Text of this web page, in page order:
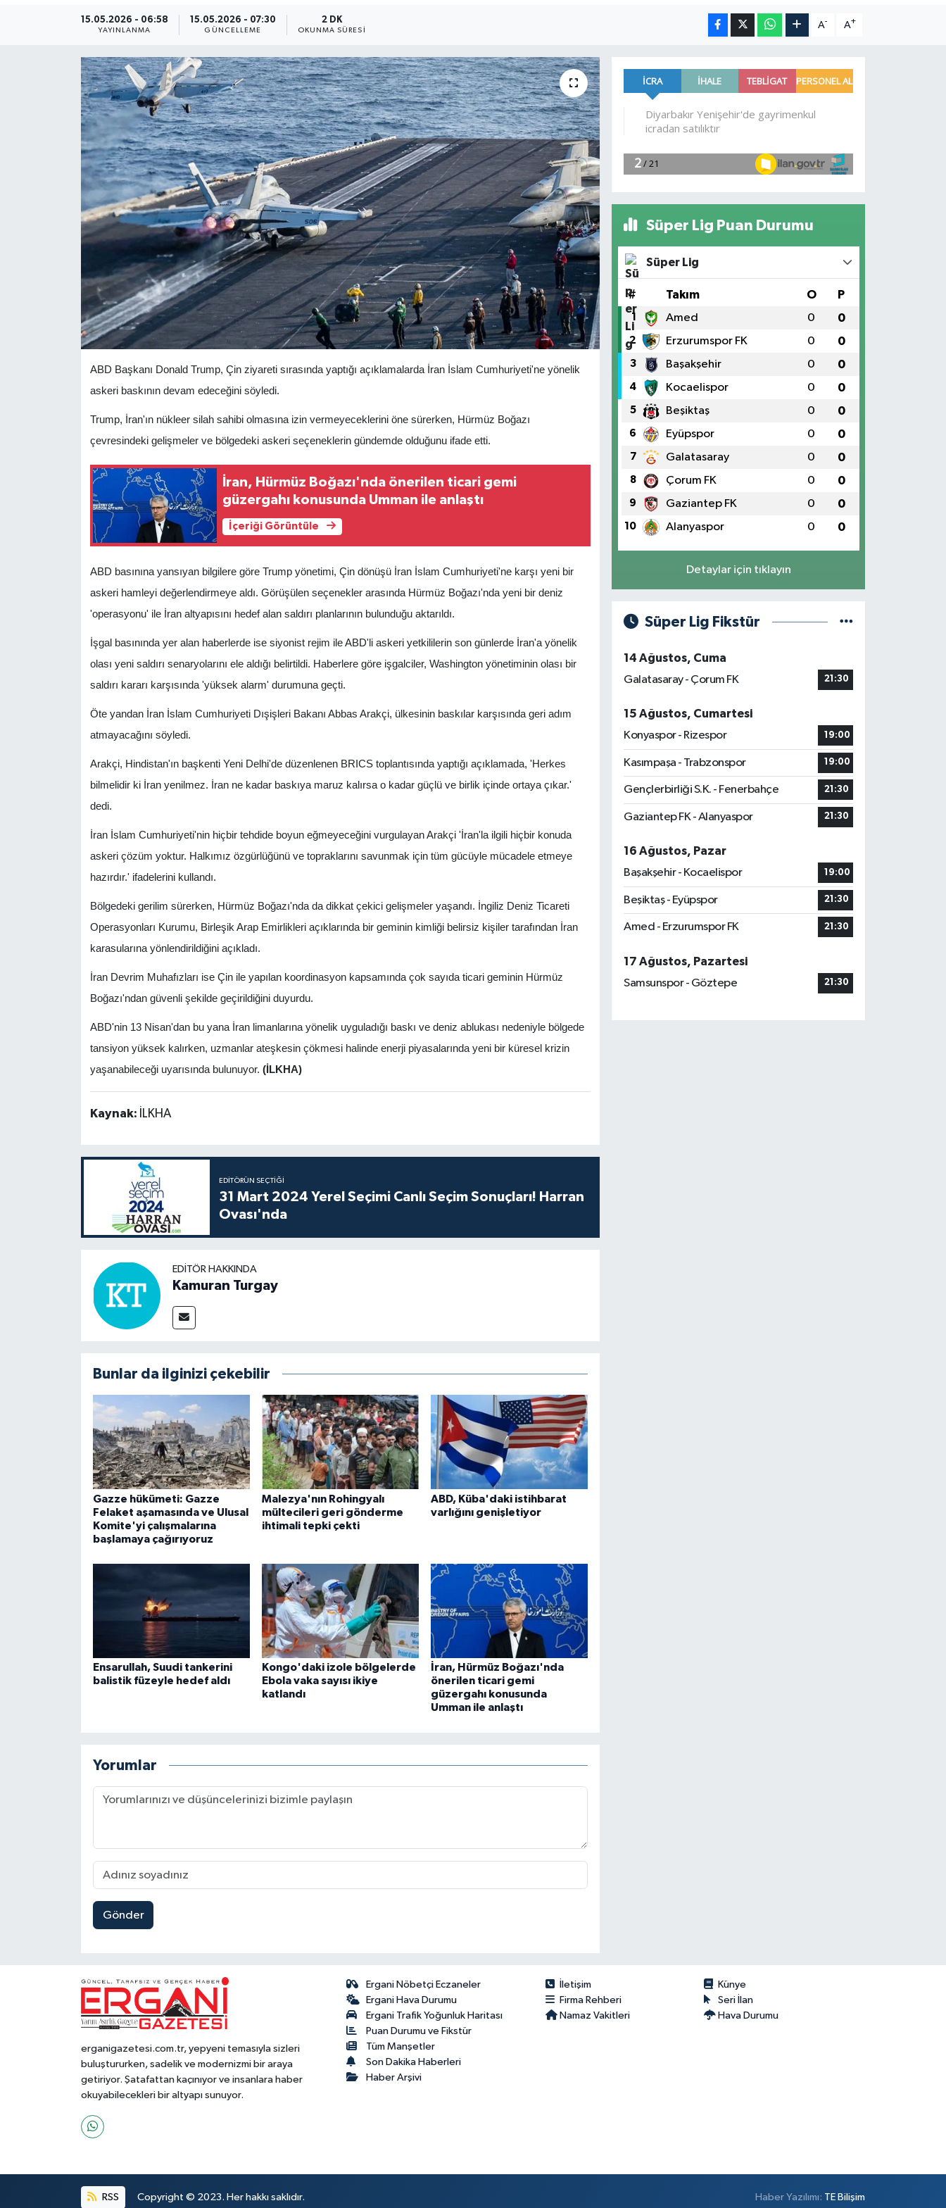
15.05.2026 - 06:58
YAYINLANMA
15.05.2026 - 07:30
GÜNCELLEME
2 DK
OKUNMA SÜRESI
A- A+
ABD Başkanı Donald Trump, Çin ziyareti sırasında yaptığı açıklamalarda İran İslam Cumhuriyeti'ne yönelik
askeri baskının devam edeceğini söyledi.
Trump, İran'ın nükleer silah sahibi olmasına izin vermeyeceklerini öne sürerken, Hürmüz Boğazı
çevresindeki gelişmeler ve bölgedeki askeri seçeneklerin gündemde olduğunu ifade etti.
İran, Hürmüz Boğazı'nda önerilen ticari gemi
güzergahı konusunda Umman ile anlaştı
İçeriği Görüntüle
ABD basınına yansıyan bilgilere göre Trump yönetimi, Çin dönüşü İran İslam Cumhuriyeti'ne karşı yeni bir
askeri hamleyi değerlendirmeye aldı. Görüşülen seçenekler arasında Hürmüz Boğazı'nda yeni bir deniz
'operasyonu' ile İran altyapısını hedef alan saldırı planlarının bulunduğu aktarıldı.
İşgal basınında yer alan haberlerde ise siyonist rejim ile ABD'li askeri yetkililerin son günlerde İran'a yönelik
olası yeni saldırı senaryolarını ele aldığı belirtildi. Haberlere göre işgalciler, Washington yönetiminin olası bir
saldırı kararı karşısında 'yüksek alarm' durumuna geçti.
Öte yandan İran İslam Cumhuriyeti Dışişleri Bakanı Abbas Arakçi, ülkesinin baskılar karşısında geri adım
atmayacağını söyledi.
Arakçi, Hindistan'ın başkenti Yeni Delhi'de düzenlenen BRICS toplantısında yaptığı açıklamada, 'Herkes
bilmelidir ki İran yenilmez. İran ne kadar baskıya maruz kalırsa o kadar güçlü ve birlik içinde ortaya çıkar.'
dedi.
İran İslam Cumhuriyeti'nin hiçbir tehdide boyun eğmeyeceğini vurgulayan Arakçi 'İran'la ilgili hiçbir konuda
askeri çözüm yoktur. Halkımız özgürlüğünü ve topraklarını savunmak için tüm gücüyle mücadele etmeye
hazırdır.' ifadelerini kullandı.
Bölgedeki gerilim sürerken, Hürmüz Boğazı'nda da dikkat çekici gelişmeler yaşandı. İngiliz Deniz Ticareti
Operasyonları Kurumu, Birleşik Arap Emirlikleri açıklarında bir geminin kimliği belirsiz kişiler tarafından İran
karasularına yönlendirildiğini açıkladı.
İran Devrim Muhafızları ise Çin ile yapılan koordinasyon kapsamında çok sayıda ticari geminin Hürmüz
Boğazı'ndan güvenli şekilde geçirildiğini duyurdu.
ABD'nin 13 Nisan'dan bu yana İran limanlarına yönelik uyguladığı baskı ve deniz ablukası nedeniyle bölgede
tansiyon yüksek kalırken, uzmanlar ateşkesin çökmesi halinde enerji piyasalarında yeni bir küresel krizin
yaşanabileceği uyarısında bulunuyor. (İLKHA)
Kaynak: İLKHA
EDITÖRÜN SEÇTIĞI
31 Mart 2024 Yerel Seçimi Canlı Seçim Sonuçları! Harran
Ovası'nda
EDITÖR HAKKINDA
Kamuran Turgay
Bunlar da ilginizi çekebilir
Gazze hükümeti: Gazze
Felaket aşamasında ve Ulusal
Komite'yi çalışmalarına
başlamaya çağırıyoruz
Malezya'nın Rohingyalı
mültecileri geri gönderme
ihtimali tepki çekti
ABD, Küba'daki istihbarat
varlığını genişletiyor
Ensarullah, Suudi tankerini
balistik füzeyle hedef aldı
Kongo'daki izole bölgelerde
Ebola vaka sayısı ikiye
katlandı
İran, Hürmüz Boğazı'nda
önerilen ticari gemi
güzergahı konusunda
Umman ile anlaştı
Yorumlar
Gönder
Süper Lig Puan Durumu
Süper Lig
# Takım O P
1 Amed 0 0
2 Erzurumspor FK 0 0
3 Başakşehir 0 0
4 Kocaelispor 0 0
5 Beşiktaş 0 0
6 Eyüpspor 0 0
7 Galatasaray 0 0
8 Çorum FK 0 0
9 Gaziantep FK 0 0
10 Alanyaspor 0 0
Detaylar için tıklayın
Süper Lig Fikstür
14 Ağustos, Cuma
Galatasaray - Çorum FK
21:30
15 Ağustos, Cumartesi
Konyaspor - Rizespor
19:00
Kasımpaşa - Trabzonspor 19:00
Gençlerbirliği S.K. - Fenerbahçe 21:30
Gaziantep FK - Alanyaspor 21:30
16 Ağustos, Pazar
Başakşehir - Kocaelispor
19:00
Beşiktaş - Eyüpspor 21:30
Amed - Erzurumspor FK 21:30
17 Ağustos, Pazartesi
Samsunspor - Göztepe
21:30
erganigazetesi.com.tr, yepyeni temasıyla sizleri
buluştururken, sadelik ve modernizmi bir araya
getiriyor. Şatafattan kaçınıyor ve insanlara haber
okuyabilecekleri bir altyapı sunuyor.
Ergani Nöbetçi Eczaneler
Ergani Hava Durumu
Ergani Trafik Yoğunluk Haritası
Puan Durumu ve Fikstür
Tüm Manşetler
Son Dakika Haberleri
Haber Arşivi
İletişim
Künye
Firma Rehberi
Seri İlan
Namaz Vakitleri
Hava Durumu
RSS Copyright © 2023. Her hakkı saklıdır. Haber Yazılımı: TE Bilişim
Bi̇li̇m & Teknoloji̇